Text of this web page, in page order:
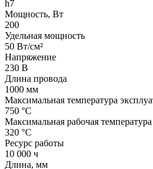
h7
Мощность, Вт
200
Удельная мощность
50 Вт/см²
Напряжение
230 В
Длина провода
1000 мм
Максимальная температура
750 °C
Максимальная рабочая температура
320 °C
Ресурс работы
10 000 ч
Длина, мм